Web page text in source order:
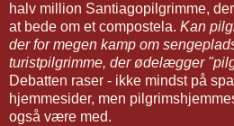
halv million Santiagopilgrimme,
at bede om et compostela. Kan
der for megen kamp om
turistpilgrimme, der ødelægger
Debatten raser - ikke mindst på
hjemmesider, men
også være med.